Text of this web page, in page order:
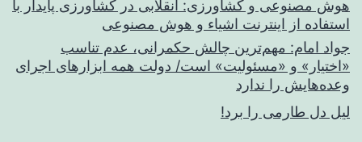
هوش مصنوعی و کشاورزی: انقلابی در کشاورزی پایدار با
استفاده از اینترنت اشیاء و هوش مصنوعی
جواد امام: مهم‌ترین چالش حکمرانی، عدم تناسب
«اختیار» و «مسئولیت» است/ دولت همه ابزارهای اجرای
وعده‌هایش را ندارد
لیل دل طارمی را برد!